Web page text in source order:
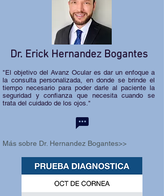
Dr. Erick Hernandez Bogantes
"El objetivo del Avanz Ocular es dar un enfoque a
la consulta personalizada, en donde se brinde el
tiempo necesario para poder darle al paciente la
seguridad y confianza que necesita cuando se
trata del cuidado de los ojos."
Más sobre Dr. Hernandez Bogantes>>